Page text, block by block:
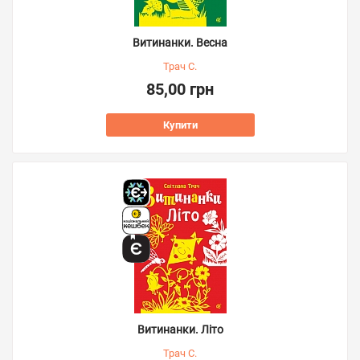
Витинанки. Весна
Трач С.
85,00 грн
Купити
Витинанки. Літо
Трач С.